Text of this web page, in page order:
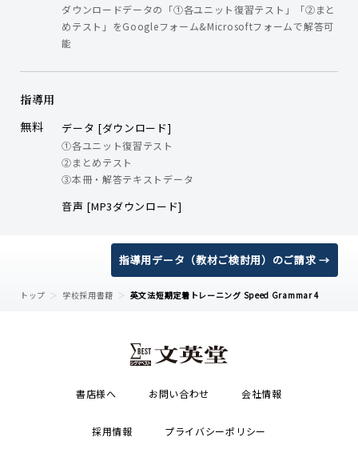
ダウンロードデータの「①各ユニット復習テスト」「②まと
めテスト」をGoogleフォーム&Microsoftフォームで解答可
能
指導用
無料
データ [ダウンロード]
①各ユニット復習テスト
②まとめテスト
③本冊・解答テキストデータ
音声 [MP3ダウンロード]
指導用データ（教材ご検討用）のご請求 →
トップ 学校採用書籍 英文法短期定着トレーニング Speed Grammar 4
書店様へ お問い合わせ 会社情報
採用情報 プライバシーポリシー